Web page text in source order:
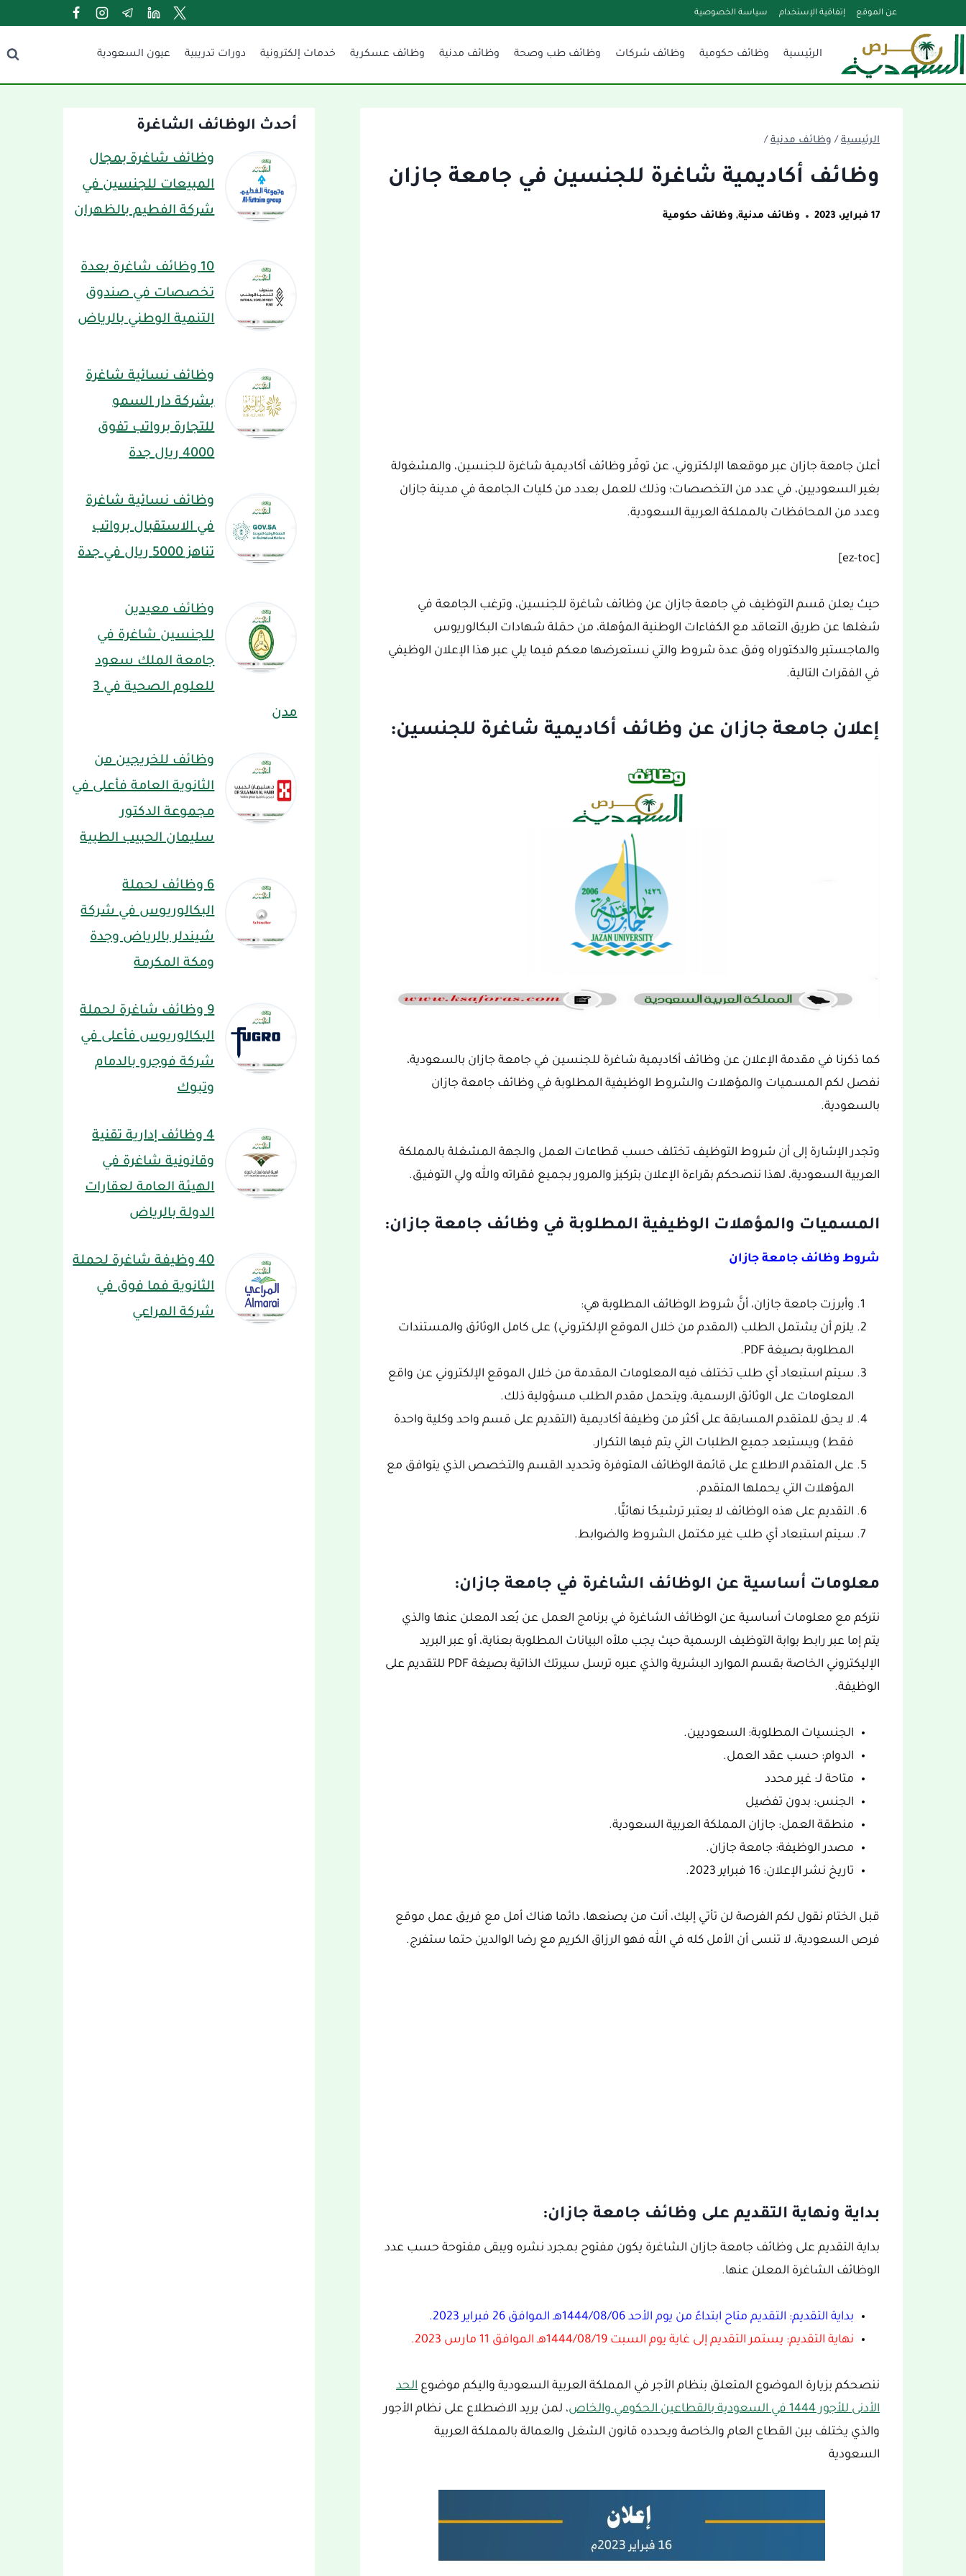
إلى
المحتوى
عن الموقع إتفاقية الإستخدام سياسة الخصوصية
الرئيسية وظائف حكومية وظائف شركات وظائف طب وصحة وظائف مدنية وظائف عسكرية خدمات إلكترونية دورات تدريبية عيون السعودية
الرئيسية / وظائف مدنية /
وظائف أكاديمية شاغرة للجنسين في جامعة جازان
17 فبراير، 2023 وظائف مدنية, وظائف حكومية
أعلن جامعة جازان عبر موقعها الإلكتروني، عن توفّر وظائف أكاديمية شاغرة للجنسين، والمشغولة
بغير السعوديين، في عدد من التخصصات؛ وذلك للعمل بعدد من كليات الجامعة في مدينة جازان
وعدد من المحافظات بالمملكة العربية السعودية.
[ez-toc]
حيث يعلن قسم التوظيف في جامعة جازان عن وظائف شاغرة للجنسين، وترغب الجامعة في
شغلها عن طريق التعاقد مع الكفاءات الوطنية المؤهلة، من حمَلة شهادات البكالوريوس
والماجستير والدكتوراه وفق عدة شروط والتي نستعرضها معكم فيما يلي عبر هذا الإعلان الوظيفي
في الفقرات التالية.
إعلان جامعة جازان عن وظائف أكاديمية شاغرة للجنسين:
كما ذكرنا في مقدمة الإعلان عن وظائف أكاديمية شاغرة للجنسين في جامعة جازان بالسعودية،
نفصل لكم المسميات والمؤهلات والشروط الوظيفية المطلوبة في وظائف جامعة جازان
بالسعودية.
وتجدر الإشارة إلى أن شروط التوظيف تختلف حسب قطاعات العمل والجهة المشغلة بالمملكة
العربية السعودية، لهذا ننصحكم بقراءة الإعلان بتركيز والمرور بجميع فقراته والله ولي التوفيق.
المسميات والمؤهلات الوظيفية المطلوبة في وظائف جامعة جازان:
شروط وظائف جامعة جازان
وأبرزت جامعة جازان، أنَّ شروط الوظائف المطلوبة هي:
يلزم أن يشتمل الطلب (المقدم من خلال الموقع الإلكتروني) على كامل الوثائق والمستندات
المطلوبة بصيغة PDF.
سيتم استبعاد أي طلب تختلف فيه المعلومات المقدمة من خلال الموقع الإلكتروني عن واقع
المعلومات على الوثائق الرسمية، ويتحمل مقدم الطلب مسؤولية ذلك.
لا يحق للمتقدم المسابقة على أكثر من وظيفة أكاديمية (التقديم على قسم واحد وكلية واحدة
فقط) ويستبعد جميع الطلبات التي يتم فيها التكرار.
على المتقدم الاطلاع على قائمة الوظائف المتوفرة وتحديد القسم والتخصص الذي يتوافق مع
المؤهلات التي يحملها المتقدم.
التقديم على هذه الوظائف لا يعتبر ترشيحًا نهائيًّا.
سيتم استبعاد أي طلب غير مكتمل الشروط والضوابط.
معلومات أساسية عن الوظائف الشاغرة في جامعة جازان:
نتركم مع معلومات أساسية عن الوظائف الشاغرة في برنامج العمل عن بُعد المعلن عنها والذي
يتم إما عبر رابط بوابة التوظيف الرسمية حيث يجب ملأه البيانات المطلوبة بعناية، أو عبر البريد
الإليكتروني الخاصة بقسم الموارد البشرية والذي عبره ترسل سيرتك الذاتية بصيغة PDF للتقديم على
الوظيفة.
الجنسيات المطلوبة: السعوديين.
الدوام: حسب عقد العمل.
متاحة لـ: غير محدد
الجنس: بدون تفضيل
منطقة العمل: جازان المملكة العربية السعودية.
مصدر الوظيفة: جامعة جازان.
تاريخ نشر الإعلان: 16 فبراير 2023.
قبل الختام نقول لكم الفرصة لن تأتي إليك، أنت من يصنعها، دائما هناك أمل مع فريق عمل موقع
فرص السعودية، لا تنسى أن الأمل كله في الله فهو الرزاق الكريم مع رضا الوالدين حتما ستفرج.
بداية ونهاية التقديم على وظائف جامعة جازان:
بداية التقديم على وظائف جامعة جازان الشاغرة يكون مفتوح بمجرد نشره ويبقى مفتوحة حسب عدد
الوظائف الشاغرة المعلن عنها.
بداية التقديم: التقديم متاح ابتداءً من يوم الأحد 1444/08/06هـ الموافق 26 فبراير 2023.
نهاية التقديم: يستمر التقديم إلى غاية يوم السبت 1444/08/19هـ الموافق 11 مارس 2023.
ننصحكم بزيارة الموضوع المتعلق بنظام الأجر في المملكة العربية السعودية واليكم موضوع الحد
الأدنى للأجور 1444 في السعودية بالقطاعين الحكومي والخاص
، لمن يريد الاضطلاع على نظام الأجور
والذي يختلف بين القطاع العام والخاصة ويحدده قانون الشغل والعمالة بالمملكة العربية
السعودية
أحدث الوظائف الشاغرة
وظائف شاغرة بمجال
المبيعات للجنسين في
شركة الفطيم بالظهران
10 وظائف شاغرة بعدة
تخصصات في صندوق
التنمية الوطني بالرياض
وظائف نسائية شاغرة
بشركة دار السمو
للتجارة برواتب تفوق
4000 ريال جدة
وظائف نسائية شاغرة
في الاستقبال برواتب
تناهز 5000 ريال في جدة
وظائف معيدين
للجنسين شاغرة في
جامعة الملك سعود
للعلوم الصحية في 3
مدن
وظائف للخريجين من
الثانوية العامة فأعلى في
مجموعة الدكتور
سليمان الحبيب الطبية
6 وظائف لحملة
البكالوريوس في شركة
شيندلر بالرياض وجدة
ومكة المكرمة
9 وظائف شاغرة لحملة
البكالوريوس فأعلى في
شركة فوجرو بالدمام
وتبوك
4 وظائف إدارية تقنية
وقانونية شاغرة في
الهيئة العامة لعقارات
الدولة بالرياض
40 وظيفة شاغرة لحملة
الثانوية فما فوق في
شركة المراعي